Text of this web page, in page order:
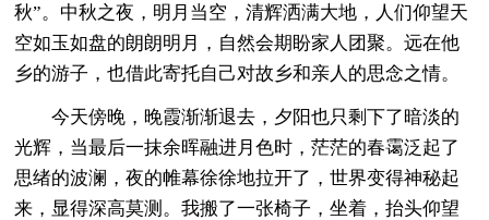
秋”。中秋之夜，明月当空，清辉洒满大地，人们仰望天
空如玉如盘的朗朗明月，自然会期盼家人团聚。远在他
乡的游子，也借此寄托自己对故乡和亲人的思念之情。
今天傍晚，晚霞渐渐退去，夕阳也只剩下了暗淡的
光辉，当最后一抹余晖融进月色时，茫茫的春霭泛起了
思绪的波澜，夜的帷幕徐徐地拉开了，世界变得神秘起
来，显得深高莫测。我搬了一张椅子，坐着，抬头仰望